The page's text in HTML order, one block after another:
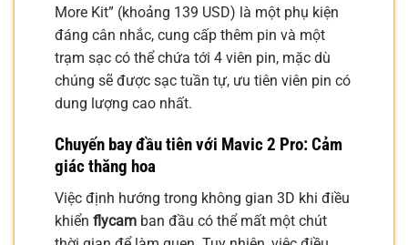
More Kit” (khoảng 139 USD) là một phụ kiện
đáng cân nhắc, cung cấp thêm pin và một
trạm sạc có thể chứa tới 4 viên pin, mặc dù
chúng sẽ được sạc tuần tự, ưu tiên viên pin có
dung lượng cao nhất.
Chuyến bay đầu tiên với Mavic 2 Pro: Cảm
giác thăng hoa
Việc định hướng trong không gian 3D khi điều
khiển flycam ban đầu có thể mất một chút